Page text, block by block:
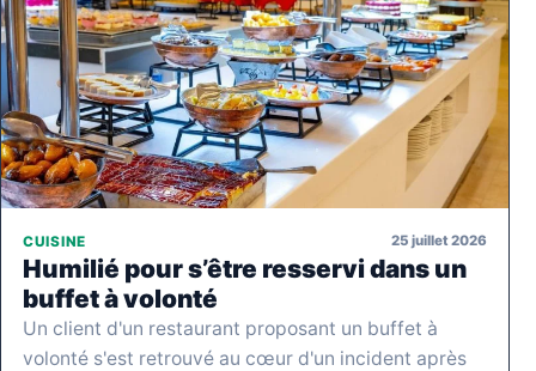
CUISINE 25 juillet 2026
Humilié pour s’être resservi dans un
buffet à volonté
Un client d'un restaurant proposant un buffet à
volonté s'est retrouvé au cœur d'un incident après